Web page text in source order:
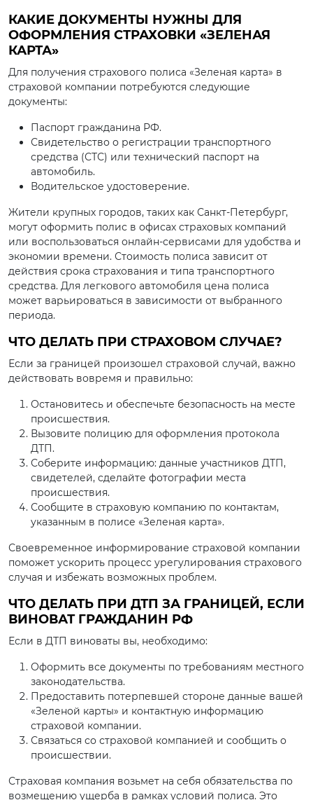
КАКИЕ ДОКУМЕНТЫ НУЖНЫ ДЛЯ
ОФОРМЛЕНИЯ СТРАХОВКИ «ЗЕЛЕНАЯ
КАРТА»
Для получения страхового полиса «Зеленая карта» в
страховой компании потребуются следующие
документы:
Паспорт гражданина РФ.
Свидетельство о регистрации транспортного
средства (СТС) или технический паспорт на
автомобиль.
Водительское удостоверение.
Жители крупных городов, таких как Санкт-Петербург,
могут оформить полис в офисах страховых компаний
или воспользоваться онлайн-сервисами для удобства и
экономии времени. Стоимость полиса зависит от
действия срока страхования и типа транспортного
средства. Для легкового автомобиля цена полиса
может варьироваться в зависимости от выбранного
периода.
ЧТО ДЕЛАТЬ ПРИ СТРАХОВОМ СЛУЧАЕ?
Если за границей произошел страховой случай, важно
действовать вовремя и правильно:
Остановитесь и обеспечьте безопасность на месте
происшествия.
Вызовите полицию для оформления протокола
ДТП.
Соберите информацию: данные участников ДТП,
свидетелей, сделайте фотографии места
происшествия.
Сообщите в страховую компанию по контактам,
указанным в полисе «Зеленая карта».
Своевременное информирование страховой компании
поможет ускорить процесс урегулирования страхового
случая и избежать возможных проблем.
ЧТО ДЕЛАТЬ ПРИ ДТП ЗА ГРАНИЦЕЙ, ЕСЛИ
ВИНОВАТ ГРАЖДАНИН РФ
Если в ДТП виноваты вы, необходимо:
Оформить все документы по требованиям местного
законодательства.
Предоставить потерпевшей стороне данные вашей
«Зеленой карты» и контактную информацию
страховой компании.
Связаться со страховой компанией и сообщить о
происшествии.
Страховая компания возьмет на себя обязательства по
возмещению ущерба в рамках условий полиса. Это